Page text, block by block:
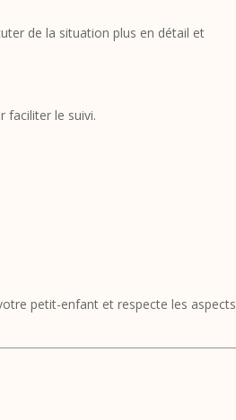
de la situation plus en détail et
faciliter le suivi.
petit-enfant et respecte les aspects